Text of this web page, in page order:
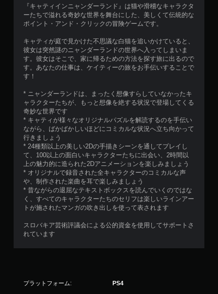
『キャティインニャンダーランド』は猫や滑稽なキャラクタ
ーたちで溢れる奇妙な世界を舞台にした、美しくて伝統的な
ポイント・アンド・クリックの冒険ゲームです。
キャティが庭で見かけた不思議な白猫を追いかけていると、
彼女は突然謎のニャンダーランドの世界へ入ってしまいま
す。彼女はそこで、家に帰るための方法を探す旅に出るので
す。あなたの仕事は、ケイティーの旅をお手伝いすることで
す！
* ニャンダーランドは、まったく想像すらしていなかったキ
ャラクターたちが、もっと想像を絶する状況で登場してくる
奇妙な世界です
* キャティが様々なオリジナルパズルを解読するのを手伝い
ながら、ばかばかしいほどにコミカルな状況へ立ち向かって
行きましょう
* 24種類以上の美しい2Dの手描きシーンを通してプレイし
て、100以上の面白いキャラクターたちに出会い、2時間以
上の魅力的に造られた2Dアニメーションを楽しみましょう
* オリジナルで録音された全キャラクターのコミカルな声
や、制作された楽曲を耳で楽しみましょう
* 昔ながらの退屈なテキストボックスを読んでいくのではな
く、すべてのキャラクターたちのセリフは楽しいラインアー
トが施されたマンガの吹き出しを使って表されます
スロバキア芸術評議会による公的資金を使用してサポートさ
れています
プラットフォーム: PS4